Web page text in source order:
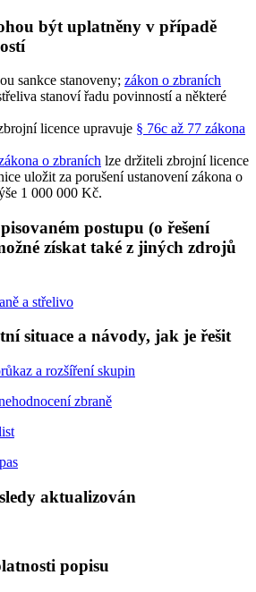
být uplatněny v případě
sankce stanoveny; zákon o zbraních
stanoví řadu povinností a některé
licence upravuje § 76c až 77 zákona
o zbraních lze držiteli zbrojní licence
uložit za porušení ustanovení zákona o
1 000 000 Kč.
postupu (o řešení
získat také z jiných zdrojů
a střelivo
situace a návody, jak je řešit
a rozšíření skupin
zbraně
aktualizován
popisu